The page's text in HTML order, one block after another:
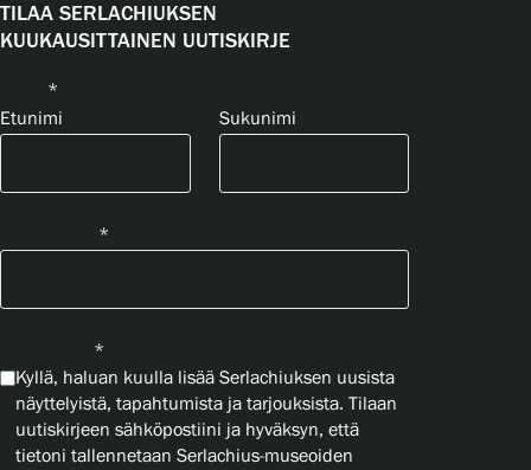
TILAA SERLACHIUKSEN
KUUKAUSITTAINEN UUTISKIRJE
*
Etunimi
Sukunimi
*
*
Kyllä, haluan kuulla lisää Serlachiuksen uusista
näyttelyistä, tapahtumista ja tarjouksista. Tilaan
uutiskirjeen sähköpostiini ja hyväksyn, että
tietoni tallennetaan Serlachius-museoiden